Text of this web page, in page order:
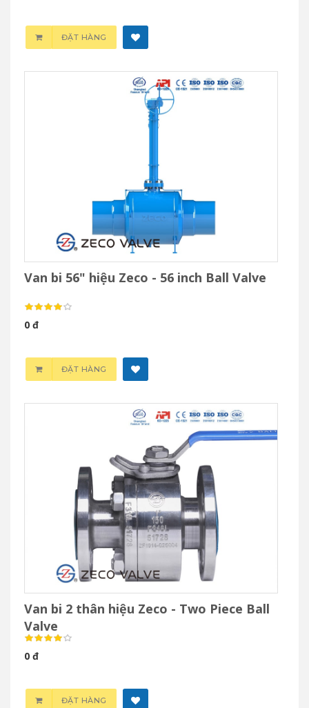
ĐẶT HÀNG
Van bi 56" hiệu Zeco - 56 inch Ball Valve
0 đ
ĐẶT HÀNG
Van bi 2 thân hiệu Zeco - Two Piece Ball
Valve
0 đ
ĐẶT HÀNG